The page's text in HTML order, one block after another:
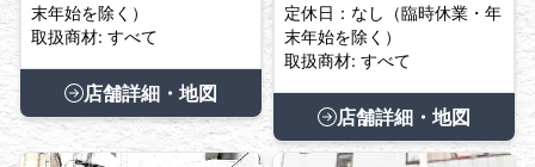
末年始を除く）
取扱商材: すべて
店舗詳細・地図
定休日：なし（臨時休業・年
末年始を除く）
取扱商材: すべて
店舗詳細・地図